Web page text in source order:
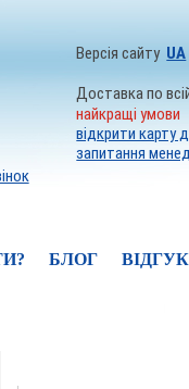
Версія сайту UA
Доставка по
найкращі умови
відкрити карту
запитання
БЛОГ